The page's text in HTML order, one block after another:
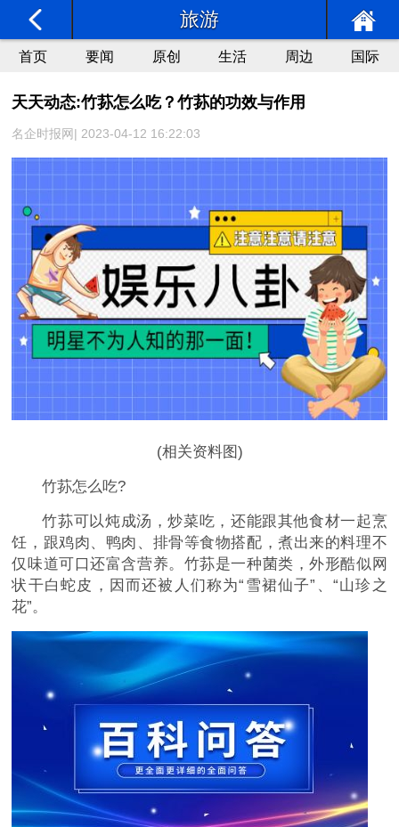
旅游
首页 要闻 原创 生活 周边 国际
天天动态:竹荪怎么吃？竹荪的功效与作用
名企时报网| 2023-04-12 16:22:03
(相关资料图)
竹荪怎么吃?
竹荪可以炖成汤，炒菜吃，还能跟其他食材一起烹
饪，跟鸡肉、鸭肉、排骨等食物搭配，煮出来的料理不
仅味道可口还富含营养。竹荪是一种菌类，外形酷似网
状干白蛇皮，因而还被人们称为“雪裙仙子”、“山珍之
花”。